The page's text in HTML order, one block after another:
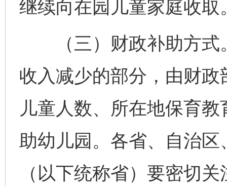
继续向在园儿童家庭收取
（三）财政补助方式
收入减少的部分，由财
儿童人数、所在地保育
助幼儿园。各省、自治
（以下统称省）要密切